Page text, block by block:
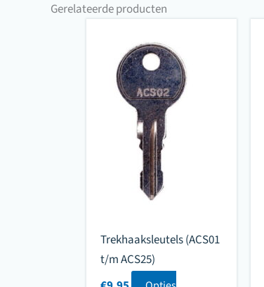
Gerelateerde producten
Trekhaaksleutels (ACS01
t/m ACS25)